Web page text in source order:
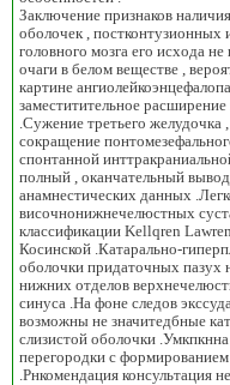
Заключение признаков
оболочек ,
головного мозга его исхода
очаги в белом веществе ,
картине
заместитительное
.Сужение третьего желудочка
сокращение
спонтанной
полный , оканчательный
анамнестических данных
височнонижнечелюстных
классификации Kellqren
Косинской .Катарально-
оболочки придаточных пазух
нижних отделов
синуса .На фоне следов
возможны не значитедбные
слизистой оболочки
перегородки с
.Рнкомендация консультация